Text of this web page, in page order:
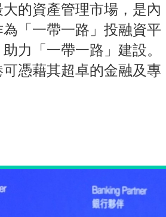
的資產管理市場，是內
「一帶一路」投融資平
力「一帶一路」建設。
憑藉其超卓的金融及專